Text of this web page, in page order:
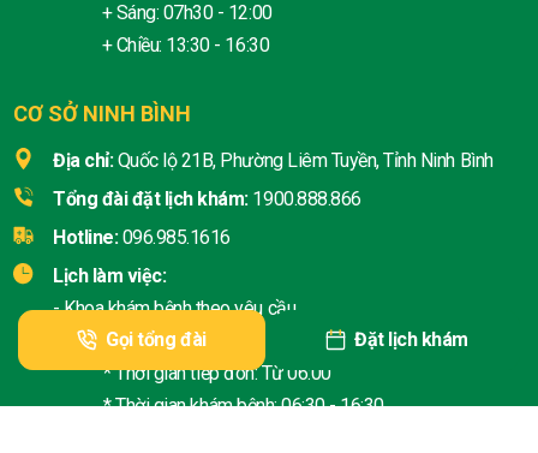
Gọi tổng đài Đặt lịch khám
+ Sáng: 07h30 - 12:00
+ Chiều: 13:30 - 16:30
CƠ SỞ NINH BÌNH
Địa chỉ: Quốc lộ 21B, Phường Liêm Tuyền, Tỉnh Ninh Bình
Tổng đài đặt lịch khám: 1900.888.866
Hotline: 096.985.1616
Lịch làm việc:
- Khoa khám bệnh theo yêu cầu
+ Thứ 2 - Thứ 6:
* Thời gian tiếp đón: Từ 06:00
* Thời gian khám bệnh: 06:30 - 16:30